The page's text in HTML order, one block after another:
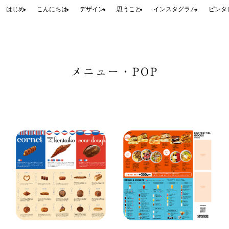
はじめ こんにちは デザイン 思うこと インスタグラム ピンタ
メニュー・POP